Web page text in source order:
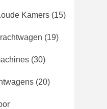
Kamers (15)
(19)
(30)
(20)